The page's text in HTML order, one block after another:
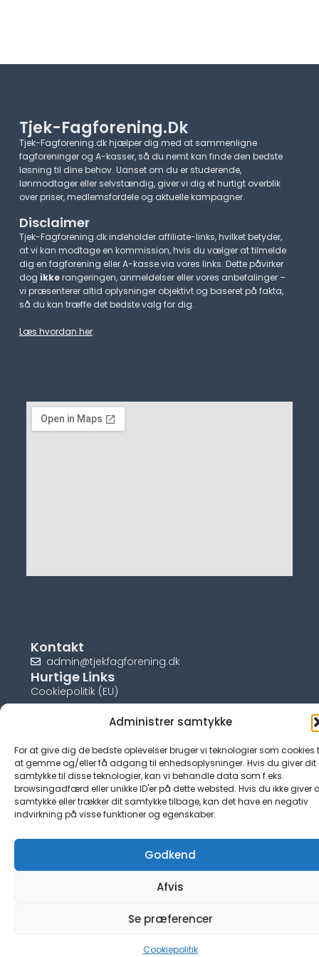
Administrer samtykke
For at give dig de bedste oplevelser bruger vi teknologier som cookies
at gemme og/eller få adgang til enhedsoplysninger. Hvis du giver dit
samtykke til disse teknologier, kan vi behandle data som f.eks.
browsingadfærd eller unikke ID'er på dette websted. Hvis du ikke giver
samtykke eller trækker dit samtykke tilbage, kan det have en negativ
indvirkning på visse funktioner og egenskaber.
Godkend
Afvis
Se præferencer
Cookiepolitik
Tjek-Fagforening.dk
Tjek-Fagforening.dk hjælper dig med at sammenligne
fagforeninger og A-kasser, så du nemt kan finde den bedste
løsning til dine behov. Uanset om du er studerende,
lønmodtager eller selvstændig, giver vi dig et hurtigt overblik
over priser, medlemsfordele og aktuelle kampagner.​
Disclaimer
Tjek-Fagforening.dk indeholder affiliate-links, hvilket betyder,
at vi kan modtage en kommission, hvis du vælger at tilmelde
dig en fagforening eller A-kasse via vores links. Dette påvirker
dog ikkerangeringen, anmeldelser eller vores anbefalinger –
vi præsenterer altid oplysninger objektivt og baseret på fakta,
så du kan træffe det bedste valg for dig.
Læs hvordan her.
Kontakt
admin@tjekfagforening.dk
Hurtige Links
Cookiepolitik (EU)
© tjek-fagforening.dk